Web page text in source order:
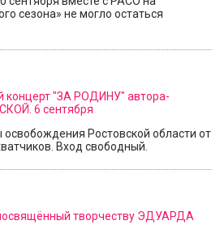
сезона» не могло остаться
концерт "ЗА РОДИНУ" автора-
6 сентября
Ростовской области от
Вход свободный.
творчеству ЭДУАРДА